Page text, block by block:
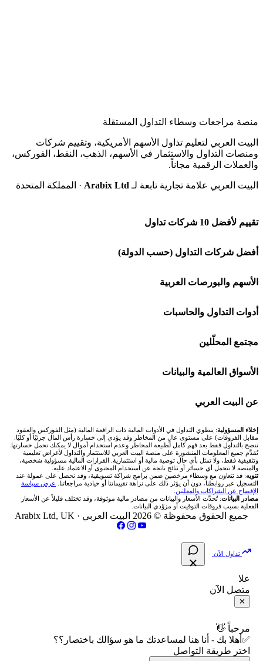
منصة مراجعات وسطاء التداول المستقلة
البيت العربي لتعليم تداول الأسهم الأمريكية، وتقييم شركات
ومنصات التداول والاستثمار في الأسهم، الذهب، النفط، الفوركس،
والعملات الرقمية مجاناً.
البيت العربي علامة تجارية تابعة لـ Arabix Ltd · المملكة المتحدة
تقييم لأفضل 10 شركات تداول
شركة Capital.com
افاتريد AvaTrade
اكسنس Exness
منصة بينانس
اكس تي بي XTB
انتراكتيف بروكرز IBKR
أفضل شركات التداول (حسب الدولة)
شركات تداول في السعودية
شركات تداول في الإمارات
شركات تداول في الكويت
شركات تداول في قطر
شركات تداول في الأردن
شركات تداول في العراق
شركات تداول في فلسطين
الأسهم والبورصات العربية
🌍 كل البورصات العربية
🇸🇦 السوق السعودية
🇦🇪 أسواق الإمارات
🇪🇬 البورصة المصرية
🇶🇦 بورصة قطر
🇯🇴 بورصة عمّان
🇧🇭 بورصة البحرين
فلتر الأسهم الشرعي
📋 جميع الأسهم
🕌 الأسهم الحلال
أدوات التداول والحاسبات
🕌 حاسبة الزكاة
💱 محول العملات
🧮 حاسبة حجم اللوت
📊 حاسبة قيمة النقطة
💰 حاسبة ربح الفوركس
📌 حاسبة النقاط المحورية
📏 حاسبة حجم المركز
📈 حاسبة عائد التداول
📊 حاسبة الربح التراكمي
🧮 حاسبة متوسط سعر السهم
📅 التقويم الاقتصادي
مجتمع المحلّلين
🧱 حائط المجتمع
🏆 لوحة المحلّلين
✍️ اكتب تحليلك
الأسواق العالمية والبيانات
🌐 المؤشرات العالمية
🥇 سعر الذهب اليوم
🥇 أسعار الذهب والمعادن
💱 أسعار العملات والفوركس
💵 سعر الريال السعودي في مصر
📅 المؤشرات الاقتصادية
عن البيت العربي
من نحن
تواصل معنا
فريق المؤلفين
مقالات تعليمية
سياسة تقييم الشركات
الإبلاغ عن شركة نصابة
شروط الاستخدام
سياسة الخصوصية
إخلاء المسؤولية: ينطوي التداول في الأدوات المالية ذات الرافعة المالية (مثل الفوركس والعقود
مقابل الفروقات) على مستوى عالٍ من المخاطر وقد يؤدي إلى خسارة رأس المال جزئيًا أو كليًا.
ننصح بالتداول فقط بعد فهم كامل لطبيعة المخاطر وعدم استخدام أموال لا يمكنك تحمل خسارتها.
تُقدَّم جميع المعلومات المنشورة على منصة البيت العربي للاستثمار والتداول لأغراض تعليمية
وتثقيفية فقط، ولا تمثل بأي حال توصية مالية أو استثمارية. القرارات المالية مسؤولية شخصية،
والمنصة لا تتحمل أي خسائر أو نتائج ناتجة عن استخدام المحتوى أو الاعتماد عليه.
تنويه: قد نتعاون مع وسطاء مرخصين ضمن برامج شراكة تسويقية، وقد نحصل على عمولة عند
التسجيل عبر روابطنا، دون أن يؤثر ذلك على نزاهة تقييماتنا أو حيادية مراجعاتنا. عرض سياسة
الإفصاح عن الشراكات والمعلنين
مصادر البيانات: تُحدَّث الأسعار والبيانات من مصادر مالية موثوقة، وقد تختلف قليلاً عن الأسعار
الفعلية بسبب فروقات التوقيت أو مزوّدي البيانات.
جميع الحقوق محفوظة © 2026 البيت العربي · Arabix Ltd, UK
تداول الآن
علا
متصل الآن
✕
مرحباً 👋
✅أهلا بك - أنا هنا لمساعدتك ما هو سؤالك باختصار؟؟
اختر طريقة التواصل